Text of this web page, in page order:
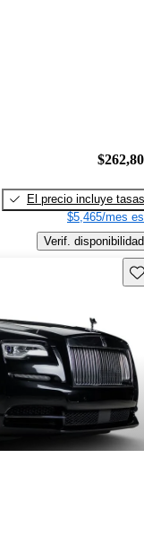
El precio incluye tasas
$5,465/mes
Verif. disponibilidad